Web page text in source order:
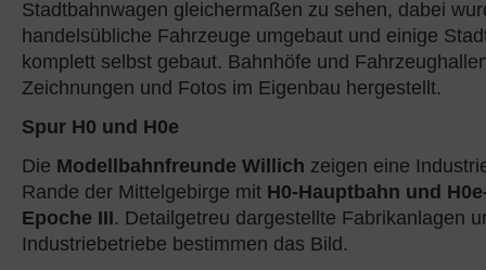
Stadtbahnwagen gleichermaßen zu sehen, dabei
handelsübliche Fahrzeuge umgebaut und einige
komplett selbst gebaut. Bahnhöfe und
Zeichnungen und Fotos im Eigenbau hergestellt.
Spur H0 und H0e
Die Modellbahnfreunde Willich zeigen eine
Rande der Mittelgebirge mit H0-Hauptbahn und
Epoche III. Detailgetreu dargestellte Fabrikanlagen
Industriebetriebe bestimmen das Bild.